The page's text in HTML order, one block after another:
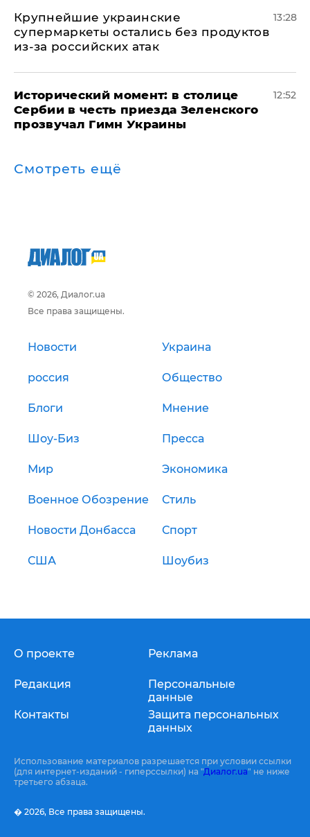
Крупнейшие украинские
супермаркеты остались без продуктов
из-за российских атак
13:28
Исторический момент: в столице
Сербии в честь приезда Зеленского
прозвучал Гимн Украины
12:52
Смотреть ещё
© 2026, Диалог.ua
Все права защищены.
Новости Украина
россия Общество
Блоги Мнение
Шоу-Биз Пресса
Мир Экономика
Военное Обозрение Стиль
Новости Донбасса Спорт
США Шоубиз
О проекте
Редакция
Контакты
Реклама
Персональные
данные
Защита персональных
данных
Использование материалов разрешается при условии ссылки
(для интернет-изданий - гиперссылки) на "Диалог.ua" не ниже
третьего абзаца.
� 2026, Все права защищены.